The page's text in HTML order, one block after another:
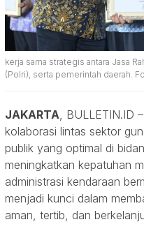
kerja sama strategis antara Jasa
(Polri), serta pemerintah daerah.
JAKARTA , BULLETIN.ID
kolaborasi lintas sektor
publik yang optimal di
meningkatkan kepatuhan
administrasi kendaraan
menjadi kunci dalam
aman, tertib, dan